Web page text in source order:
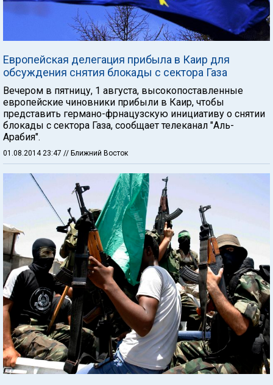
Европейская делегация прибыла в Каир для
обсуждения снятия блокады с сектора Газа
Вечером в пятницу, 1 августа, высокопоставленные
европейские чиновники прибыли в Каир, чтобы
представить германо-фрнацузскую инициативу о снятии
блокады с сектора Газа, сообщает телеканал "Аль-
Арабия".
01.08.2014 23:47 // Ближний Восток